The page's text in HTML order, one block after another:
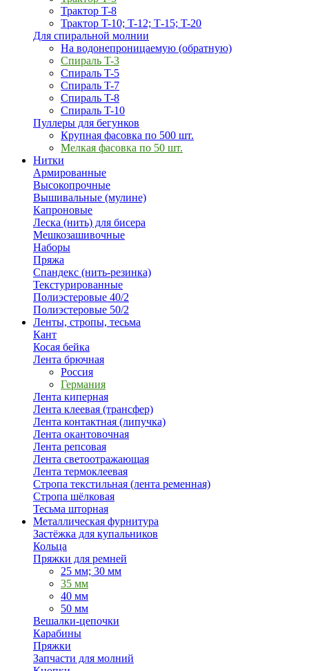
Трактор T-8
Трактор T-10; T-12; Т-15; T-20
Для спиральной молнии
На водонепроницаемую (обратную)
Спираль T-3
Спираль T-5
Спираль T-7
Спираль T-8
Спираль T-10
Пуллеры для бегунков
Крупная фасовка по 500 шт.
Мелкая фасовка по 50 шт.
Нитки
Армированные
Высокопрочные
Вышивальные (мулине)
Капроновые
Леска (нить) для бисера
Мешкозашивочные
Наборы
Пряжа
Спандекс (нить-резинка)
Текстурированные
Полиэстеровые 40/2
Полиэстеровые 50/2
Ленты, стропы, тесьма
Кант
Косая бейка
Лента брючная
Россия
Германия
Лента киперная
Лента клеевая (трансфер)
Лента контактная (липучка)
Лента окантовочная
Лента репсовая
Лента светоотражающая
Лента термоклеевая
Стропа текстильная (лента ременная)
Стропа шёлковая
Тесьма шторная
Металлическая фурнитура
Застёжка для купальников
Кольца
Пряжки для ремней
25 мм; 30 мм
35 мм
40 мм
50 мм
Вешалки-цепочки
Карабины
Пряжки
Запчасти для молний